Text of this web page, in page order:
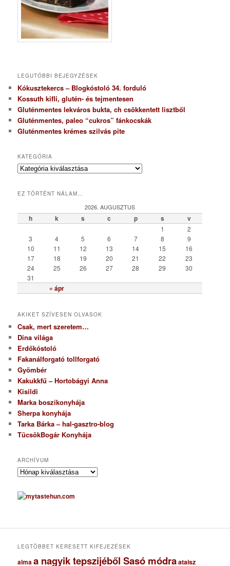
LEGUTÓBBI BEJEGYZÉSEK
Kókusztekercs – Blogkóstoló 34. forduló
Kossuth kifli, glutén- és tejmentesen
Gluténmentes lekváros bukta, ch csökkentett lisztből
Gluténmentes, paleo “cukros” fánkocskák
Gluténmentes krémes szilvás pite
KATEGÓRIA
K
e
r
EZ TÖRTÉNT NÁLAM…
2026. AUGUSZTUS
h k s c p s v
« ápr
1
2
3
4 5 6 7 8
9
10
11 12 13 14 15
16
17
18 19 20 21 22
23
24
25 26 27 28 29
30
31
AKIKET SZÍVESEN OLVASOK
Csak, mert szeretem…
Dina világa
Erdőkóstoló
Fakanálforgató tollforgató
Gyömbér
Kakukkfű – Hortobágyi Anna
Kisildi
Marka boszikonyhája
Sherpa konyhája
Tarka Bárka – hal-gasztro-blog
TücsökBogár Konyhája
ARCHÍVUM
A
c
h
u
LEGTÖBBET KERESETT KIFEJEZÉSEK
almaa nagyik tepszijéből Sasó módraataisz